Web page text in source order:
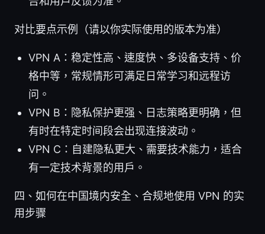
对比要点示例（请以你实际使用的版本为准）
VPN A：稳定性高、速度快、多设备支持、价
格中等，常规情形可满足日常学习和远程访
问。
VPN B：隐私保护更强、日志策略更明确，但
有时在特定时间段会出现连接波动。
VPN C：自建隐私更大、需要技术能力，适合
有一定技术背景的用户。
四、如何在中国境内安全、合规地使用 VPN 的实
用步骤